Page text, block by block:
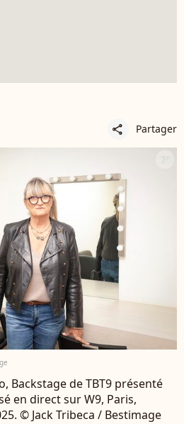
share Partager
Backstage de TBT9 présenté
en direct sur W9, Paris,
© Jack Tribeca / Bestimage